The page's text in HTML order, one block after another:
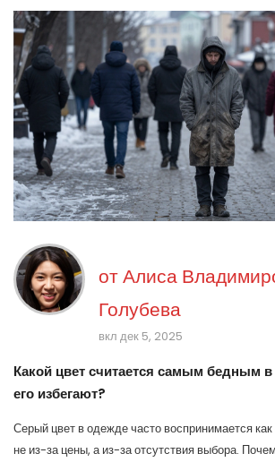
отАлиса
Голубева
вкл дек 5, 2025
Какой цвет считается самым бедным
его избегают?
Серый цвет в одежде часто воспринимается
не из-за цены, а из-за отсутствия выбора.